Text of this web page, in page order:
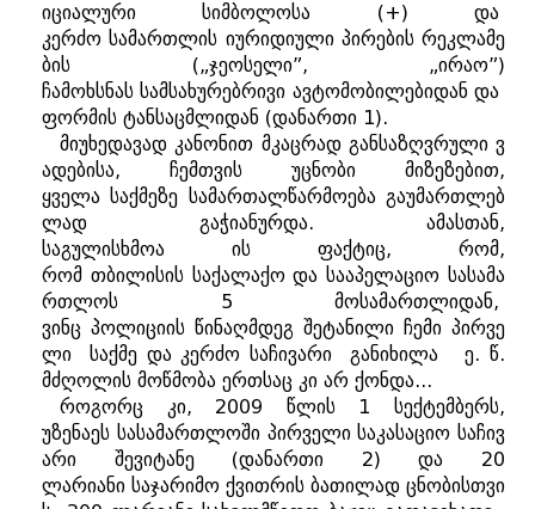
იციალური
სიმბოლოსა (+)
და
კერძო სამართლის იურიდიული პირების რეკლამე
ბის („ჯეოსელი”, „ირაო”)
ჩამოხსნას სამსახურებრივი ავტომობილებიდან და
ფორმის ტანსაცმლიდან (დანართი 1).
მიუხედავად კანონით მკაცრად განსაზღვრული ვ
ადებისა, ჩემთვის უცნობი მიზეზებით,
ყველა საქმეზე სამართალწარმოება გაუმართლებ
ლად
გაჭიანურდა. ამასთან,
საგულისხმოა
ის ფაქტიც, რომ,
რომ თბილისის საქალაქო და სააპელაციო სასამა
რთლოს 5 მოსამართლიდან,
ვინც პოლიციის წინაღმდეგ შეტანილი ჩემი პირვე
ლი
საქმე და კერძო საჩივარი განიხილა ე.წ.
მძღოლის მოწმობა ერთსაც კი არ ქონდა...
როგორც
კი, 2009 წლის 1სექტემბერს,
უზენაეს სასამართლოში პირველი საკასაციო საჩივ
არი
შევიტანე(დანართი 2)და 20
ლარიანი საჯარიმო ქვითრის ბათილად ცნობისთვი